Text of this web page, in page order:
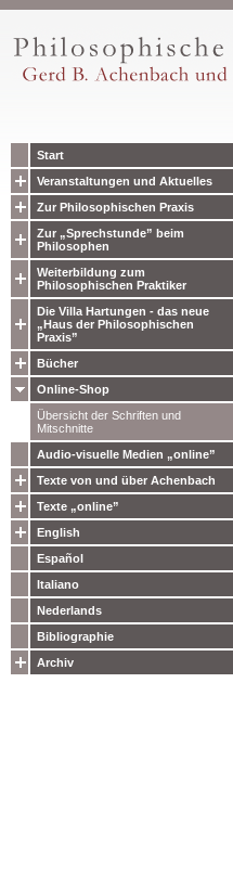
Start
Veranstaltungen und Aktuelles
Zur Philosophischen Praxis
Zur „Sprechstunde” beim
Philosophen
Weiterbildung zum
Philosophischen Praktiker
Die Villa Hartungen - das neue
„Haus der Philosophischen
Praxis”
Bücher
Online-Shop
Übersicht der Schriften und
Mitschnitte
Audio-visuelle Medien „online”
Texte von und über Achenbach
Texte „online”
English
Español
Italiano
Nederlands
Bibliographie
Archiv